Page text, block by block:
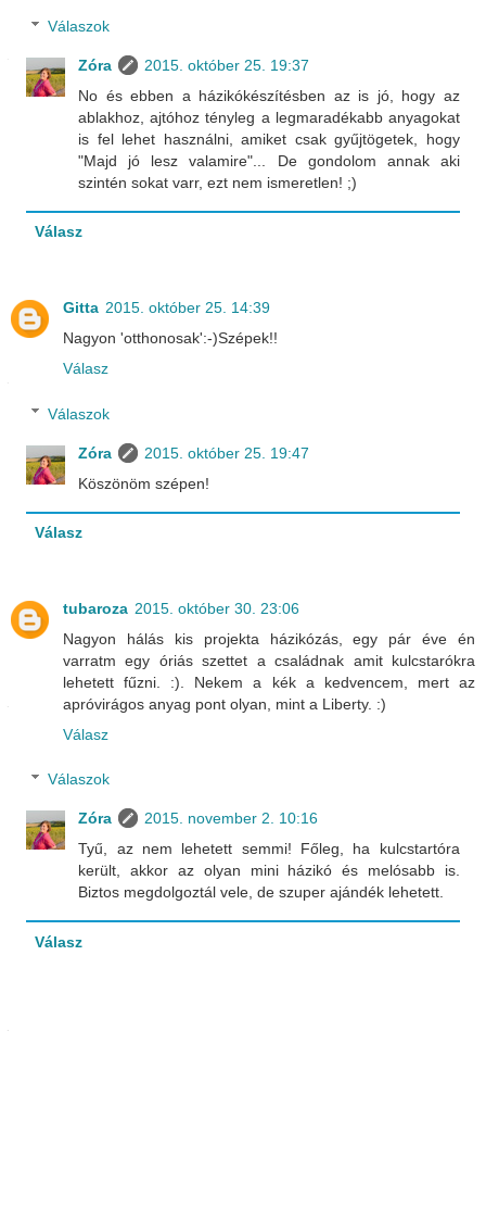
Válaszok
Zóra
2015. október 25. 19:37
No és ebben a házikókészítésben az is jó, hogy az
ablakhoz, ajtóhoz tényleg a legmaradékabb anyagokat
is fel lehet használni, amiket csak gyűjtögetek, hogy
"Majd jó lesz valamire"... De gondolom annak aki
szintén sokat varr, ezt nem ismeretlen! ;)
Válasz
Gitta 2015. október 25. 14:39
Nagyon 'otthonosak':-)Szépek!!
Válasz
Válaszok
Zóra
2015. október 25. 19:47
Köszönöm szépen!
Válasz
tubaroza 2015. október 30. 23:06
Nagyon hálás kis projekta házikózás, egy pár éve én
varratm egy óriás szettet a családnak amit kulcstarókra
lehetett fűzni. :). Nekem a kék a kedvencem, mert az
apróvirágos anyag pont olyan, mint a Liberty. :)
Válasz
Válaszok
Zóra
2015. november 2. 10:16
Tyű, az nem lehetett semmi! Főleg, ha kulcstartóra
került, akkor az olyan mini házikó és melósabb is.
Biztos megdolgoztál vele, de szuper ajándék lehetett.
Válasz